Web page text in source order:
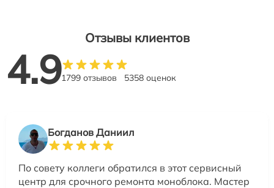
Отзывы клиентов
4.91799 отзывов 5358 оценок
Богданов Даниил
По совету коллеги обратился в этот сервисный
центр для срочного ремонта моноблока. Мастер